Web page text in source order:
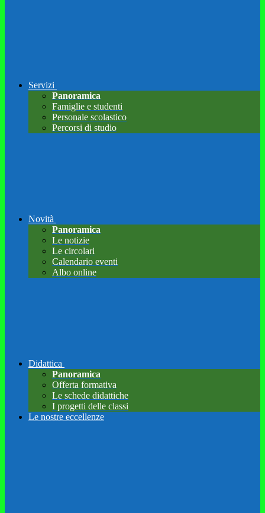
Servizi
Panoramica
Famiglie e studenti
Personale scolastico
Percorsi di studio
Novità
Panoramica
Le notizie
Le circolari
Calendario eventi
Albo online
Didattica
Panoramica
Offerta formativa
Le schede didattiche
I progetti delle classi
Le nostre eccellenze